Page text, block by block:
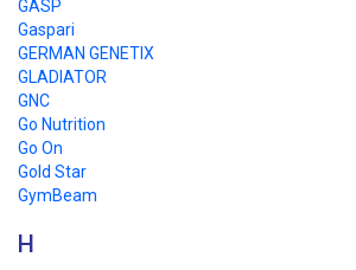
GASP
Gaspari
GERMAN GENETIX
GLADIATOR
GNC
Go Nutrition
Go On
Gold Star
GymBeam
H